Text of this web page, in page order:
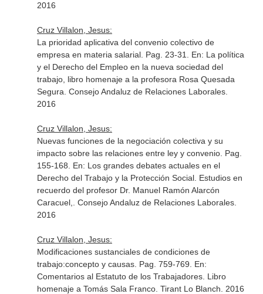
2016
Cruz Villalon, Jesus:
La prioridad aplicativa del convenio colectivo de
empresa en materia salarial. Pag. 23-31. En: La política
y el Derecho del Empleo en la nueva sociedad del
trabajo, libro homenaje a la profesora Rosa Quesada
Segura . Consejo Andaluz de Relaciones Laborales.
2016
Cruz Villalon, Jesus:
Nuevas funciones de la negociación colectiva y su
impacto sobre las relaciones entre ley y convenio. Pag.
155-168. En: Los grandes debates actuales en el
Derecho del Trabajo y la Protección Social. Estudios en
recuerdo del profesor Dr. Manuel Ramón Alarcón
Caracuel,
. Consejo Andaluz de Relaciones Laborales.
2016
Cruz Villalon, Jesus:
Modificaciones sustanciales de condiciones de
trabajo:concepto y causas. Pag. 759-769. En:
Comentarios al Estatuto de los Trabajadores. Libro
homenaje a Tomás Sala Franco. Tirant Lo Blanch. 2016